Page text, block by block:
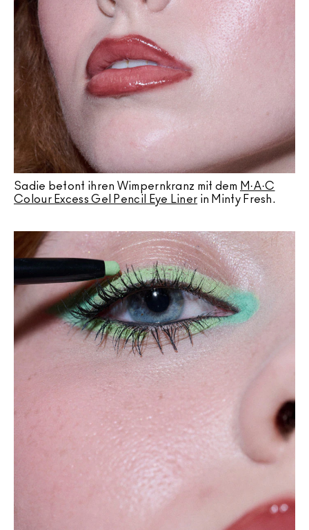
Sadie betont ihren Wimpernkranz mit dem M·A·C
Colour Excess Gel Pencil Eye Liner in Minty Fresh.